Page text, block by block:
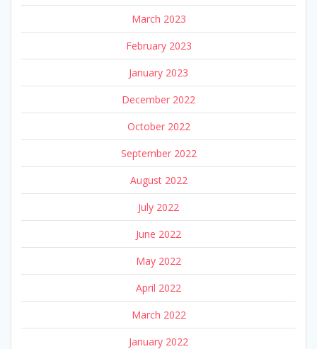
March 2023
February 2023
January 2023
December 2022
October 2022
September 2022
August 2022
July 2022
June 2022
May 2022
April 2022
March 2022
January 2022